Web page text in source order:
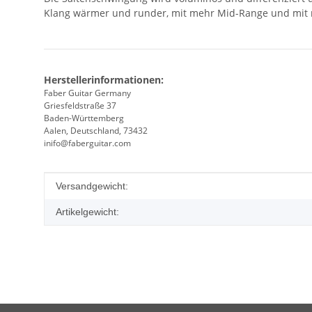
Klang wärmer und runder, mit mehr Mid-Range und
Herstellerinformationen:
Faber Guitar Germany
Griesfeldstraße 37
Baden-Württemberg
Aalen, Deutschland, 73432
inifo@faberguitar.com
Produkteigenschaft
Wert
Versandgewicht:
Artikelgewicht: